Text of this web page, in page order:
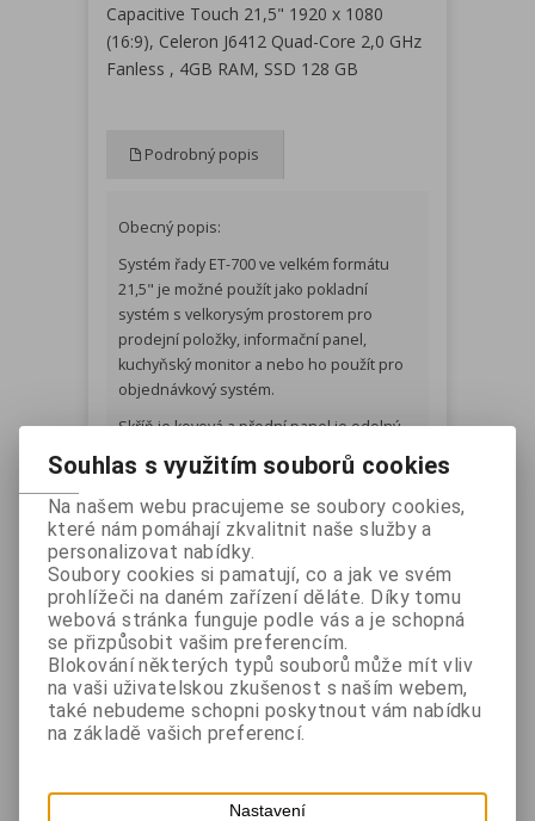
Capacitive Touch 21,5" 1920 x 1080
(16:9), Celeron J6412 Quad-Core 2,0 GHz
Fanless , 4GB RAM, SSD 128 GB
Podrobný popis
Obecný popis:
Systém řady ET-700 ve velkém formátu
21,5" je možné použít jako pokladní
systém s velkorysým prostorem pro
prodejní položky, informační panel,
kuchyňský monitor a nebo ho použít pro
objednávkový systém.
Skříň je kovová a přední panel je odolný
proti prachu i vodě. Konektory je možné
ochránit robustním krytem.
Systém je dodáván s robustním
podstavcem, na kterém je ho možné
polohovat v širokém rozsahu při
zachování dostatečné stability.
Díky otvorům VESA 75x75 na zadní straně
je ho možné umístit na jakýkoli podstavec
nebo držák s tímto standardem uchycení.
K dispozici je dostatek konektorů pro
připojení všech běžně používaných
snadnou instalaci přívodních kabelů.
Souhlas s využitím souborů cookies
Na našem webu pracujeme se soubory cookies,
které nám pomáhají zkvalitnit naše služby a
personalizovat nabídky.
Soubory cookies si pamatují, co a jak ve svém
prohlížeči na daném zařízení děláte. Díky tomu
webová stránka funguje podle vás a je schopná
se přizpůsobit vašim preferencím.
Blokování některých typů souborů může mít vliv
na vaši uživatelskou zkušenost s naším webem,
také nebudeme schopni poskytnout vám nabídku
na základě vašich preferencí.
Nastavení